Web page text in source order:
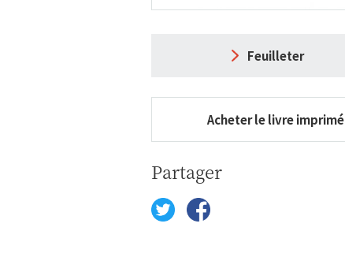
Feuilleter
Acheter le livre imprimé
Partager